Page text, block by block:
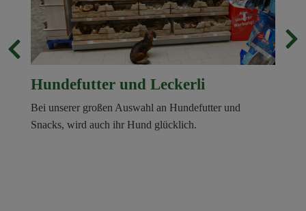
Hundefutter und Leckerli
Bei unserer großen Auswahl an Hundefutter und
Snacks, wird auch ihr Hund glücklich.